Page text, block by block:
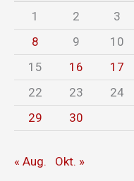
1 2 3
8
9 10
15
16 17
22
23 24
29
30
« Aug. Okt. »